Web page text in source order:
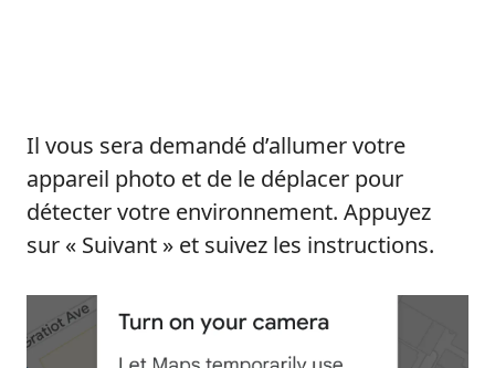
Il vous sera demandé d’allumer votre
appareil photo et de le déplacer pour
détecter votre environnement. Appuyez
sur « Suivant » et suivez les instructions.